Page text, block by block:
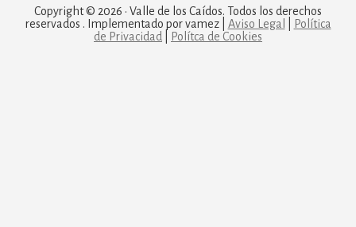
Copyright © 2026 · Valle de los Caídos. Todos los derechos
reservados . Implementado por vamez | Aviso Legal
Política
de Privacidad
Polítca de Cookies